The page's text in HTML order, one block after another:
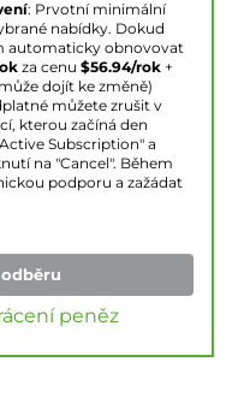
: Prvotní minimální
nabídky. Dokud
automaticky obnovovat
za cenu $56.94/rok +
dojít ke změně)
můžete zrušit v
kterou začíná den
Subscription" a
na "Cancel". Během
podporu a zažádat
peněz